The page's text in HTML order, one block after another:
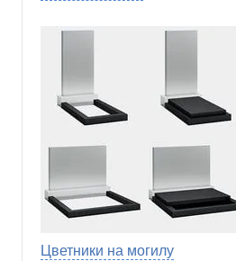
Цветники на могилу